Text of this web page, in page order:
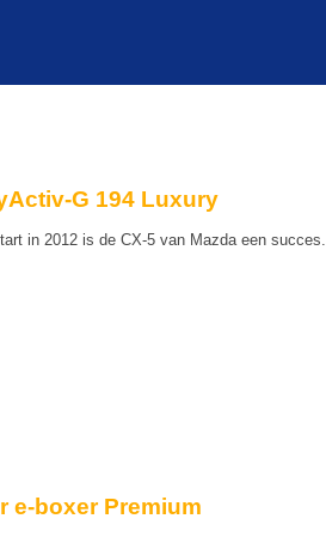
G 194 Luxury
in 2012 is de CX-5 van Mazda een succes.
e-boxer Premium